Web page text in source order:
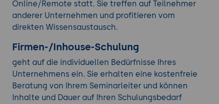
Online/Remote statt. Sie treffen auf Teilnehmer
anderer Unternehmen und profitieren vom
direkten Wissensaustausch.
Firmen-/Inhouse-Schulung
geht auf die individuellen Bedürfnisse Ihres
Unternehmens ein. Sie erhalten eine kostenfreie
Beratung von Ihrem Seminarleiter und können
Inhalte und Dauer auf Ihren Schulungsbedarf